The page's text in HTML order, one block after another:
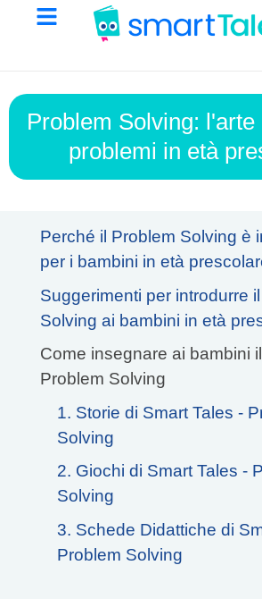
Problem Solving:
problemi in età
Perché il Problem Solving è
per i bambini in età
Suggerimenti per introdurre
Solving ai bambini in età
Come insegnare ai bambini
Problem Solving
1. Storie di Smart Tales -
Solving
2. Giochi di Smart Tales -
Solving
3. Schede Didattiche di
Problem Solving